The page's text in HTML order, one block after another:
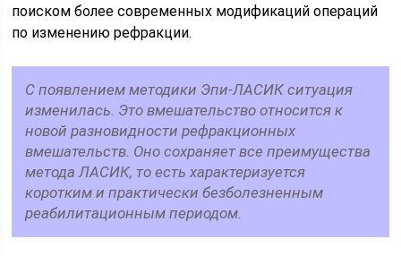
поиском более современных модификаций операций
по изменению рефракции.
С появлением методики Эпи-ЛАСИК ситуация
изменилась. Это вмешательство относится к
новой разновидности рефракционных
вмешательств. Оно сохраняет все преимущества
метода ЛАСИК, то есть характеризуется
коротким и практически безболезненным
реабилитационным периодом.